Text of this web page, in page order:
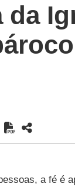
da
a fé é